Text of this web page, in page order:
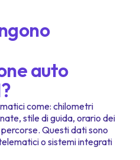
auto
come: chilometri
stile di guida, orario dei
Questi dati sono
o sistemi integrati